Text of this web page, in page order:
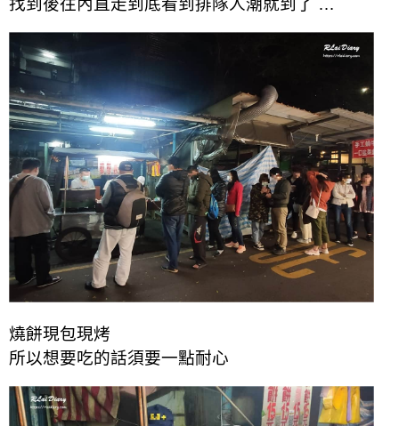
找到後往內直走到底看到排隊人潮就到了 …
燒餅現包現烤
所以想要吃的話須要一點耐心